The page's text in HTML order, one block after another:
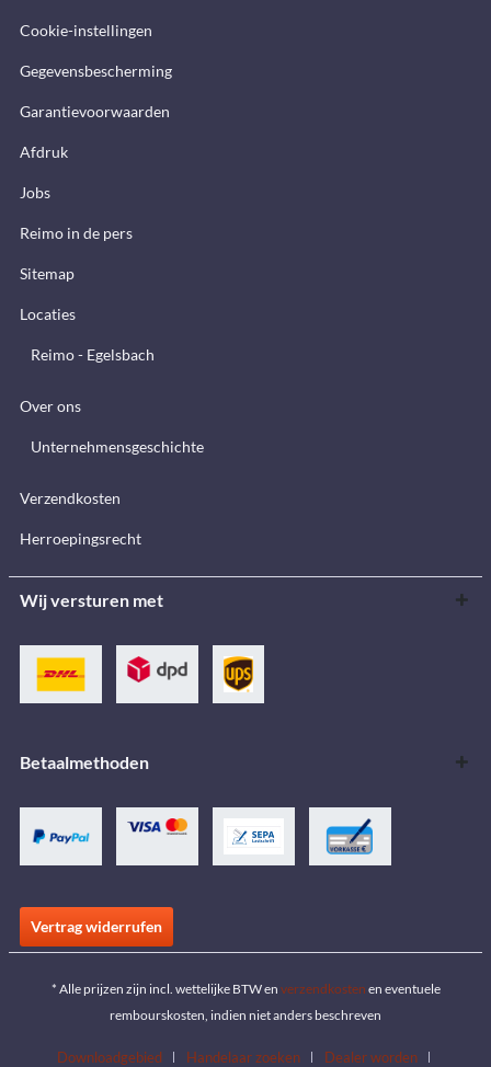
Cookie-instellingen
Gegevensbescherming
Garantievoorwaarden
Afdruk
Jobs
Reimo in de pers
Sitemap
Locaties
Reimo - Egelsbach
Over ons
Unternehmensgeschichte
Verzendkosten
Herroepingsrecht
Wij versturen met
Betaalmethoden
Vertrag widerrufen
* Alle prijzen zijn incl. wettelijke BTW en verzendkosten en eventuele
rembourskosten, indien niet anders beschreven
Downloadgebied Handelaar zoeken Dealer worden